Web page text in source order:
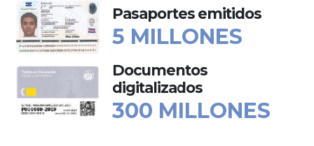
Pasaportes emitidos
5 MILLONES
Documentos
digitalizados
300 MILLONES